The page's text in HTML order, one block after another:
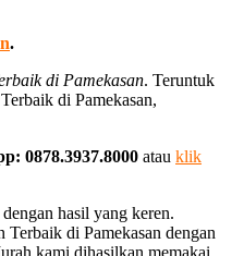
.
di Pamekasan. Teruntuk
di Pamekasan,
0878.3937.8000 atau klik
dengan hasil yang keren.
Terbaik di Pamekasan dengan
kami dihasilkan memakai